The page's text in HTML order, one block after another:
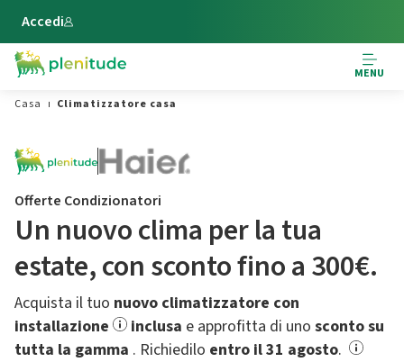
Vai al contenuto principale
Accedi
MENU
Casa
Climatizzatore casa
Offerte Condizionatori
Un nuovo clima per la tua
estate,​ con sconto fino a 300€.
Acquista il tuo nuovo climatizzatore con
installazione
inclusa e approfitta di uno sconto su
tutta la gamma .​ Richiedilo entro il 31 agosto.